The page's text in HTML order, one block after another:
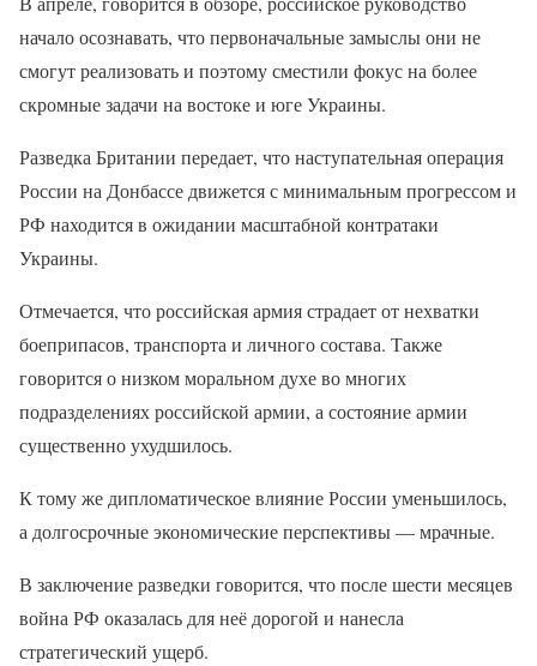
начало осознавать, что первоначальные замыслы они не
смогут реализовать и поэтому сместили фокус на более
скромные задачи на востоке и юге Украины.
Разведка Британии передает, что наступательная операция
России на Донбассе движется с минимальным прогрессом и
РФ находится в ожидании масштабной контратаки
Украины.
Отмечается, что российская армия страдает от нехватки
боеприпасов, транспорта и личного состава. Также
говорится о низком моральном духе во многих
подразделениях российской армии, а состояние армии
существенно ухудшилось.
К тому же дипломатическое влияние России уменьшилось,
а долгосрочные экономические перспективы — мрачные.
В заключение разведки говорится, что после шести месяцев
война РФ оказалась для неё дорогой и нанесла
стратегический ущерб.